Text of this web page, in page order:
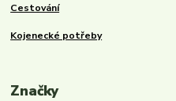
Cestování
Kojenecké potřeby
Značky